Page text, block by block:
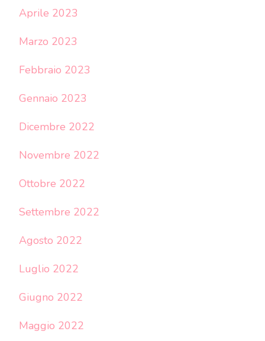
Aprile 2023
Marzo 2023
Febbraio 2023
Gennaio 2023
Dicembre 2022
Novembre 2022
Ottobre 2022
Settembre 2022
Agosto 2022
Luglio 2022
Giugno 2022
Maggio 2022